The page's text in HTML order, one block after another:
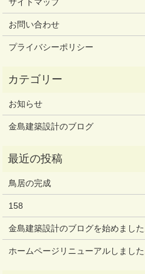
お問い合わせ
プライバシーポリシー
お知らせ
金島建築設計のブログ
鳥居の完成
158
金島建築設計のブログを始めました
ホームページリニューアルしました